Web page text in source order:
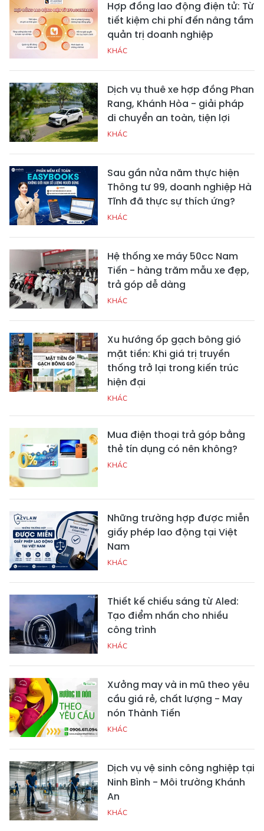
Hợp đồng lao động điện tử: Từ
tiết kiệm chi phí đến nâng tầm
quản trị doanh nghiệp
KHÁC
Dịch vụ thuê xe hợp đồng Phan
Rang, Khánh Hòa - giải pháp
di chuyển an toàn, tiện lợi
KHÁC
Sau gần nửa năm thực hiện
Thông tư 99, doanh nghiệp Hà
Tĩnh đã thực sự thích ứng?
KHÁC
Hệ thống xe máy 50cc Nam
Tiến - hàng trăm mẫu xe đẹp,
trả góp dễ dàng
KHÁC
Xu hướng ốp gạch bông gió
mặt tiền: Khi giá trị truyền
thống trở lại trong kiến trúc
hiện đại
KHÁC
Mua điện thoại trả góp bằng
thẻ tín dụng có nên không?
KHÁC
Những trường hợp được miễn
giấy phép lao động tại Việt
Nam
KHÁC
Thiết kế chiếu sáng từ Aled:
Tạo điểm nhấn cho nhiều
công trình
KHÁC
Xưởng may và in mũ theo yêu
cầu giá rẻ, chất lượng - May
nón Thành Tiến
KHÁC
Dịch vụ vệ sinh công nghiệp tại
Ninh Bình - Môi trường Khánh
An
KHÁC